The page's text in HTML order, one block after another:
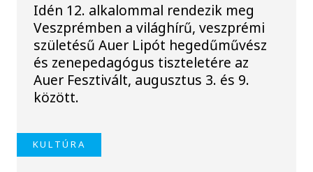
Idén 12. alkalommal rendezik meg
Veszprémben a világhírű, veszprémi
születésű Auer Lipót hegedűművész
és zenepedagógus tiszteletére az
Auer Fesztivált, augusztus 3. és 9.
között.
KULTÚRA